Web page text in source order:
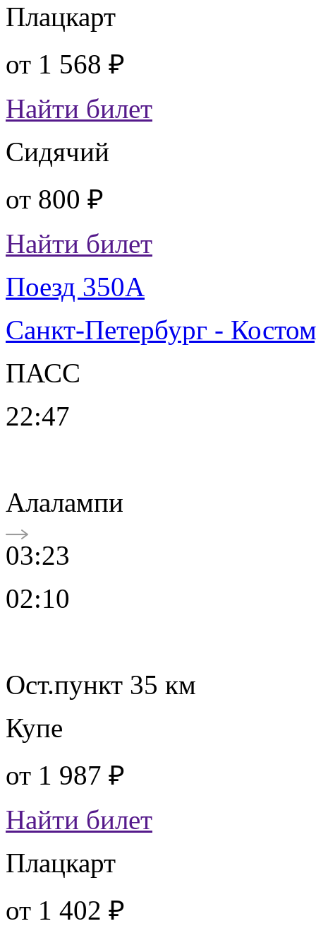
Плацкарт
от 1 568 ₽
Найти билет
Сидячий
от 800 ₽
Найти билет
Поезд 350А
Санкт-Петербург -
ПАСС
22:47
Алалампи
03:23
02:10
Ост.пункт 35 км
Купе
от 1 987 ₽
Найти билет
Плацкарт
от 1 402 ₽